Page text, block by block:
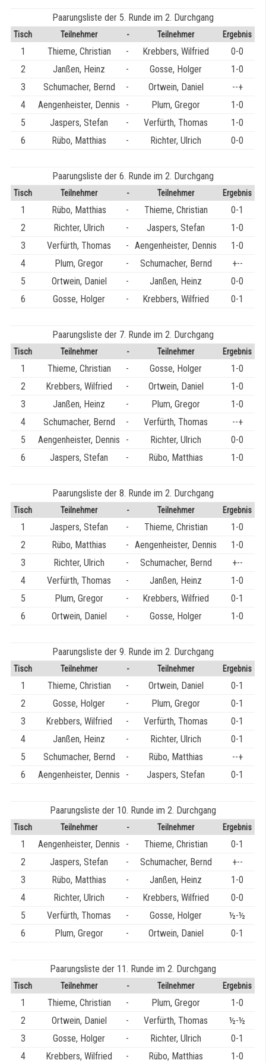
Paarungsliste der 5. Runde im 2. Durchgang
Tisch Teilnehmer - Teilnehmer Ergebnis
1 Thieme, Christian - Krebbers, Wilfried
0-0
2
Janßen, Heinz - Gosse, Holger
1-0
3
Schumacher, Bernd - Ortwein, Daniel
--+
4
Aengenheister, Dennis - Plum, Gregor
1-0
5
Jaspers, Stefan - Verfürth, Thomas
1-0
6
Rübo, Matthias - Richter, Ulrich 0-0
Paarungsliste der 6. Runde im 2. Durchgang
Tisch Teilnehmer - Teilnehmer Ergebnis
1 Rübo, Matthias - Thieme, Christian
0-1
2
Richter, Ulrich - Jaspers, Stefan
1-0
3
Verfürth, Thomas - Aengenheister, Dennis
1-0
4
Plum, Gregor - Schumacher, Bernd
+--
5
Ortwein, Daniel - Janßen, Heinz
0-0
6
Gosse, Holger - Krebbers, Wilfried 0-1
Paarungsliste der 7. Runde im 2. Durchgang
Tisch Teilnehmer - Teilnehmer Ergebnis
1 Thieme, Christian - Gosse, Holger
1-0
2
Krebbers, Wilfried - Ortwein, Daniel
1-0
3
Janßen, Heinz - Plum, Gregor
1-0
4
Schumacher, Bernd - Verfürth, Thomas
--+
5
Aengenheister, Dennis - Richter, Ulrich
0-0
6
Jaspers, Stefan - Rübo, Matthias 1-0
Paarungsliste der 8. Runde im 2. Durchgang
Tisch Teilnehmer - Teilnehmer Ergebnis
1 Jaspers, Stefan - Thieme, Christian
1-0
2
Rübo, Matthias - Aengenheister, Dennis
1-0
3
Richter, Ulrich - Schumacher, Bernd
+--
4
Verfürth, Thomas - Janßen, Heinz
1-0
5
Plum, Gregor - Krebbers, Wilfried
0-1
6
Ortwein, Daniel - Gosse, Holger 1-0
Paarungsliste der 9. Runde im 2. Durchgang
Tisch Teilnehmer - Teilnehmer Ergebnis
1 Thieme, Christian - Ortwein, Daniel
0-1
2
Gosse, Holger - Plum, Gregor
0-1
3
Krebbers, Wilfried - Verfürth, Thomas
0-1
4
Janßen, Heinz - Richter, Ulrich
0-1
5
Schumacher, Bernd - Rübo, Matthias
--+
6
Aengenheister, Dennis - Jaspers, Stefan 0-1
Paarungsliste der 10. Runde im 2. Durchgang
Tisch Teilnehmer - Teilnehmer Ergebnis
1 Aengenheister, Dennis - Thieme, Christian
0-1
2
Jaspers, Stefan - Schumacher, Bernd
+--
3
Rübo, Matthias - Janßen, Heinz
1-0
4
Richter, Ulrich - Krebbers, Wilfried
0-0
5
Verfürth, Thomas - Gosse, Holger
½-½
6
Plum, Gregor - Ortwein, Daniel 0-1
Paarungsliste der 11. Runde im 2. Durchgang
Tisch Teilnehmer - Teilnehmer Ergebnis
1 Thieme, Christian - Plum, Gregor
1-0
2
Ortwein, Daniel - Verfürth, Thomas
½-½
3
Gosse, Holger - Richter, Ulrich
0-1
4
Krebbers, Wilfried - Rübo, Matthias 1-0